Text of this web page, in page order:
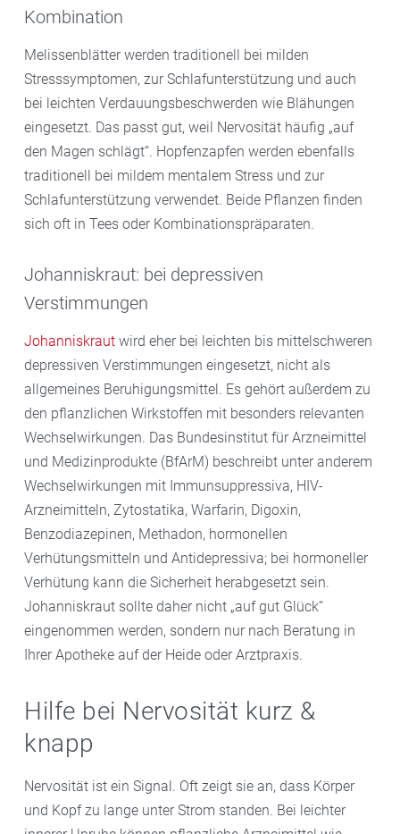
Kombination
Melissenblätter werden traditionell bei milden
Stresssymptomen, zur Schlafunterstützung und auch
bei leichten Verdauungsbeschwerden wie Blähungen
eingesetzt. Das passt gut, weil Nervosität häufig „auf
den Magen schlägt“. Hopfenzapfen werden ebenfalls
traditionell bei mildem mentalem Stress und zur
Schlafunterstützung verwendet. Beide Pflanzen finden
sich oft in Tees oder Kombinationspräparaten.
Johanniskraut: bei depressiven
Verstimmungen
Johanniskraut wird eher bei leichten bis mittelschweren
depressiven Verstimmungen eingesetzt, nicht als
allgemeines Beruhigungsmittel. Es gehört außerdem zu
den pflanzlichen Wirkstoffen mit besonders relevanten
Wechselwirkungen. Das Bundesinstitut für Arzneimittel
und Medizinprodukte (BfArM) beschreibt unter anderem
Wechselwirkungen mit Immunsuppressiva, HIV-
Arzneimitteln, Zytostatika, Warfarin, Digoxin,
Benzodiazepinen, Methadon, hormonellen
Verhütungsmitteln und Antidepressiva; bei hormoneller
Verhütung kann die Sicherheit herabgesetzt sein.
Johanniskraut sollte daher nicht „auf gut Glück“
eingenommen werden, sondern nur nach Beratung in
Ihrer Apotheke auf der Heide oder Arztpraxis.
Hilfe bei Nervosität kurz &
knapp
Nervosität ist ein Signal. Oft zeigt sie an, dass Körper
und Kopf zu lange unter Strom standen. Bei leichter